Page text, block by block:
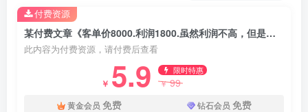
某付费文章《客单价8000.利润1800.虽然利润不高，但是不怕退货》
此内容为付费资源，请付费后查看
￥ 5.9 限时特惠
￥99
黄金会员 免费 钻石会员 免费
付费资源